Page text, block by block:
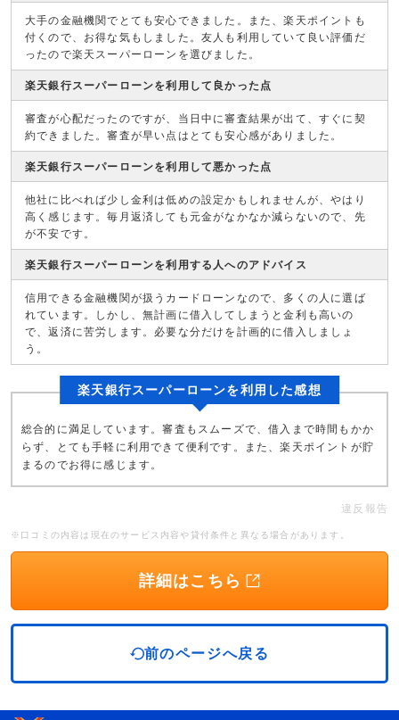
大手の金融機関でとても安心できました。また、楽天ポイントも
付くので、お得な気もしました。友人も利用していて良い評価だ
ったので楽天スーパーローンを選びました。
楽天銀行スーパーローンを利用して良かった点
審査が心配だったのですが、当日中に審査結果が出て、すぐに契
約できました。審査が早い点はとても安心感がありました。
楽天銀行スーパーローンを利用して悪かった点
他社に比べれば少し金利は低めの設定かもしれませんが、やはり
高く感じます。毎月返済しても元金がなかなか減らないので、先
が不安です。
楽天銀行スーパーローンを利用する人へのアドバイス
信用できる金融機関が扱うカードローンなので、多くの人に選ば
れています。しかし、無計画に借入してしまうと金利も高いの
で、返済に苦労します。必要な分だけを計画的に借入しましょ
う。
楽天銀行スーパーローンを利用した感想
総合的に満足しています。審査もスムーズで、借入まで時間もかか
らず、とても手軽に利用できて便利です。また、楽天ポイントが貯
まるのでお得に感じます。
違反報告
※口コミの内容は現在のサービス内容や貸付条件と異なる場合があります。
詳細はこちら
前のページへ戻る